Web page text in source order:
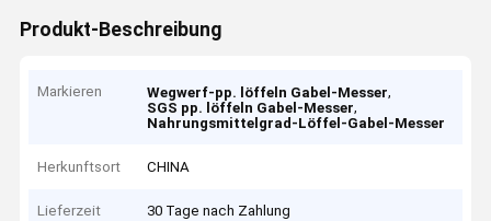
Produkt-Beschreibung
Markieren Wegwerf-pp. löffeln Gabel-Messer,
SGS pp. löffeln Gabel-Messer,
Nahrungsmittelgrad-Löffel-Gabel-Messer
Herkunftsort CHINA
Lieferzeit 30 Tage nach Zahlung